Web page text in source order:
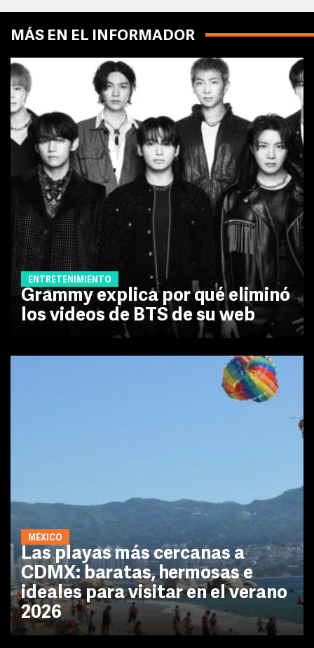
MÁS EN EL INFORMADOR
ENTRETENIMIENTO
Grammy explica por qué eliminó
los videos de BTS de su web
MÉXICO
Las playas más cercanas a
CDMX: baratas, hermosas e
ideales para visitar en el verano
2026